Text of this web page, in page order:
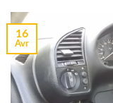
16
Avr